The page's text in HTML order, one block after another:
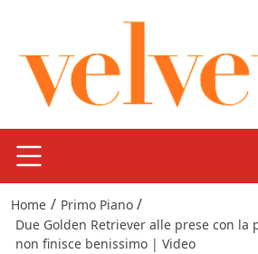
Home / Primo Piano /
Due Golden Retriever alle prese con la
non finisce benissimo | Video